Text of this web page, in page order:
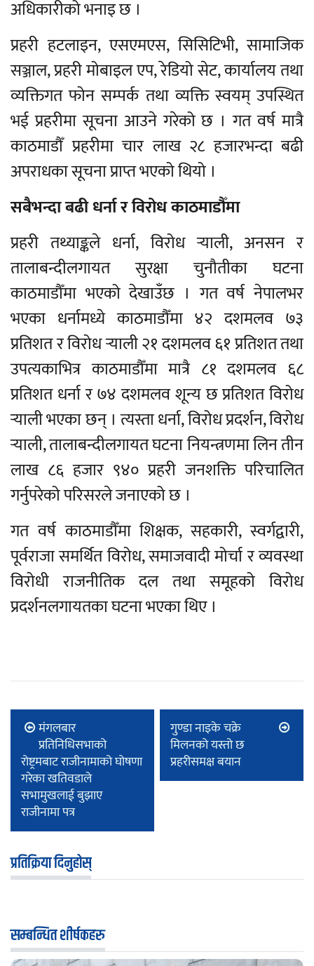
अधिकारीको भनाइ छ ।
प्रहरी हटलाइन, एसएमएस, सिसिटिभी, सामाजिक
सञ्जाल, प्रहरी मोबाइल एप, रेडियो सेट, कार्यालय तथा
व्यक्तिगत फोन सम्पर्क तथा व्यक्ति स्वयम् उपस्थित
भई प्रहरीमा सूचना आउने गरेको छ । गत वर्ष मात्रै
काठमाडौँ प्रहरीमा चार लाख २८ हजारभन्दा बढी
अपराधका सूचना प्राप्त भएको थियो ।
सबैभन्दा बढी धर्ना र विरोध काठमाडौँमा
प्रहरी तथ्याङ्कले धर्ना, विरोध र्‍याली, अनसन र
तालाबन्दीलगायत सुरक्षा चुनौतीका घटना
काठमाडौँमा भएको देखाउँछ । गत वर्ष नेपालभर
भएका धर्नामध्ये काठमाडौँमा ४२ दशमलव ७३
प्रतिशत र विरोध र्‍याली २१ दशमलव ६१ प्रतिशत तथा
उपत्यकाभित्र काठमाडौँमा मात्रै ८१ दशमलव ६८
प्रतिशत धर्ना र ७४ दशमलव शून्य छ प्रतिशत विरोध
र्‍याली भएका छन् । त्यस्ता धर्ना, विरोध प्रदर्शन, विरोध
र्‍याली, तालाबन्दीलगायत घटना नियन्त्रणमा लिन तीन
लाख ८६ हजार ९४० प्रहरी जनशक्ति परिचालित
गर्नुपरेको परिसरले जनाएको छ ।
गत वर्ष काठमाडौँमा शिक्षक, सहकारी, स्वर्गद्वारी,
पूर्वराजा समर्थित विरोध, समाजवादी मोर्चा र व्यवस्था
विरोधी राजनीतिक दल तथा समूहको विरोध
प्रदर्शनलगायतका घटना भएका थिए ।
मंगलबार
प्रतिनिधिसभाको
रोष्ट्रमबाट राजीनामाको घोषणा
गरेका खतिवडाले
सभामुखलाई बुझाए
राजीनामा पत्र
गुण्डा नाइके चक्रे
मिलनको यस्तो छ
प्रहरीसमक्ष बयान
प्रतिक्रिया दिनुहोस्
सम्बन्धित शीर्षकहरु